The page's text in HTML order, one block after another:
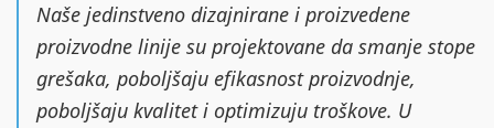
Naše jedinstveno dizajnirane i proizvedene
proizvodne linije su projektovane da smanje stope
grešaka, poboljšaju efikasnost proizvodnje,
poboljšaju kvalitet i optimizuju troškove. U